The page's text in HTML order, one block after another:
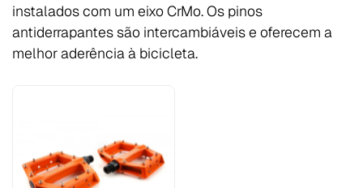
instalados com um eixo CrMo. Os pinos
antiderrapantes são intercambiáveis e oferecem a
melhor aderência à bicicleta.